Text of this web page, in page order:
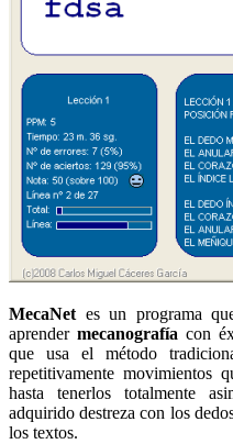
MecaNet es un programa
aprender mecanografía con
que usa el método
repetitivamente movimientos
hasta tenerlos totalmente
adquirido destreza con los
los textos.